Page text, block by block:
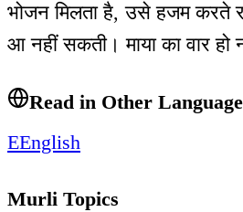
भोजन मिलता है, उसे हजम करते
आ नहीं सकती। माया का वार हो
Read in Other
EEnglish
Murli Topics